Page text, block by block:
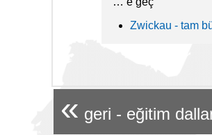
Zwickau - tam
« geri - eğitim